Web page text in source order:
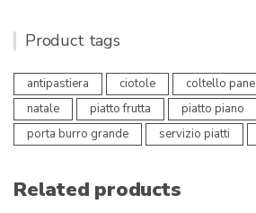
Product tags
antipastiera ciotole coltello pane
natale
piatto frutta
piatto piano
porta burro grande
servizio piatti
Related products